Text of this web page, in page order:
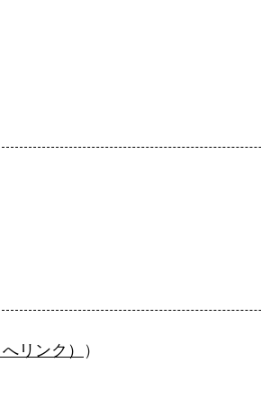
リンク） ）